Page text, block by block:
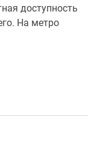
доступность
На метро